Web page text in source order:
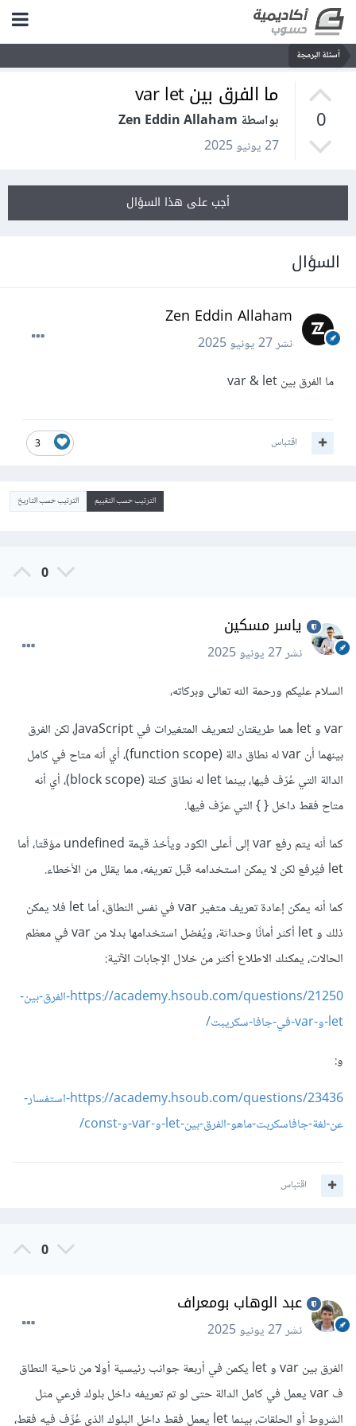
أسئلة البرمجة
0
ما الفرق بين var let
بواسطة Zen Eddin Allaham
27 يونيو 2025
أجب على هذا السؤال
السؤال
Zen Eddin Allaham
نشر27 يونيو 2025
ما الفرق بين var & let
3 اقتباس
الترتيب حسب التقييم الترتيب حسب التاريخ
0
ياسر مسكين
نشر27 يونيو 2025
السلام عليكم ورحمة الله تعالى وبركاته،
var و let هما طريقتان لتعريف المتغيرات في JavaScript، لكن الفرق
بينهما أن var له نطاق دالة (function scope)، أي أنه متاح في كامل
الدالة التي عُرّف فيها، بينما let له نطاق كتلة (block scope)، أي أنه
متاح فقط داخل { } التي عرّف فيها.
كما أنه يتم رفع var إلى أعلى الكود ويأخذ قيمة undefined مؤقتا، أما
let فيُرفع لكن لا يمكن استخدامه قبل تعريفه، مما يقلل من الأخطاء.
كما أنه يمكن إعادة تعريف متغير var في نفس النطاق، أما let فلا يمكن
ذلك و let أكثر أمانًا وحداثة، ويُفضل استخدامها بدلا من var في معظم
الحالات، يمكنك الاطلاع أكثر من خلال الإجابات الآتية:
https://academy.hsoub.com/questions/21250-الفرق-بين-
let-و-var-في-جافا-سكريبت/
و:
https://academy.hsoub.com/questions/23436-استفسار-
عن-لغة-جافاسكربت-ماهو-الفرق-بين-let-و-var-و-const/
اقتباس
0
عبد الوهاب بومعراف
نشر27 يونيو 2025
الفرق بين var و let يكمن في أربعة جوانب رئيسية أولا من ناحية النطاق
ف var يعمل في كامل الدالة حتى لو تم تعريفه داخل بلوك فرعي مثل
الشروط أو الحلقات، بينما let يعمل فقط داخل البلوك الذي عُرِّف فيه فقط،